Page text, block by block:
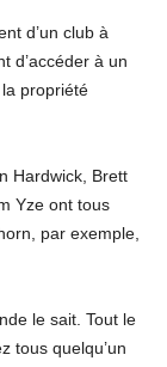
d’un club à
d’accéder à un
propriété
Hardwick, Brett
Yze ont tous
par exemple,
le sait. Tout le
tous quelqu’un